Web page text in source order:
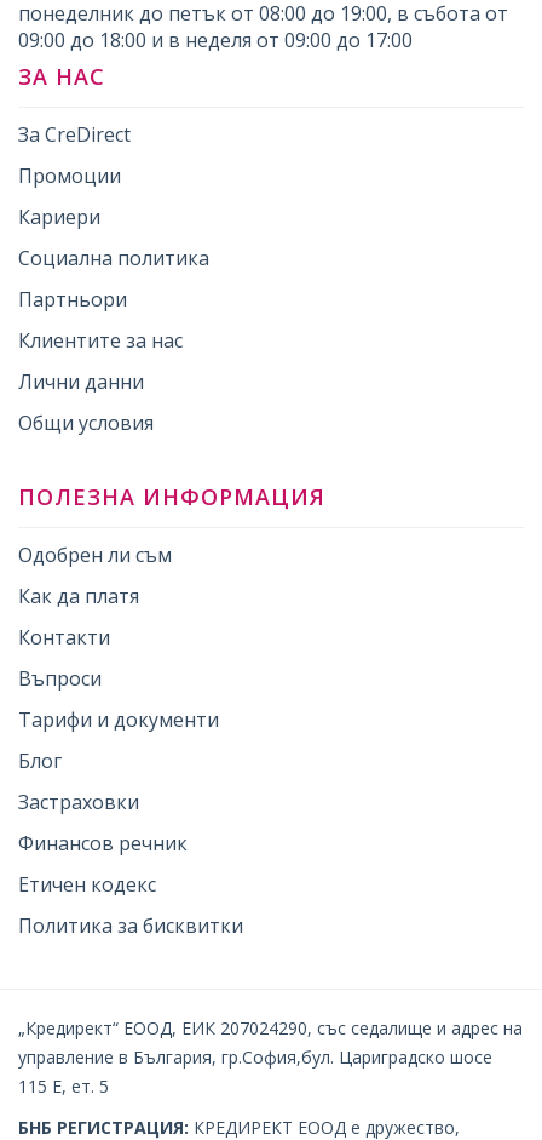
понеделник до петък от 08:00 до 19:00, в събота от
09:00 до 18:00 и в неделя от 09:00 до 17:00
ЗА НАС
За CreDirect
Промоции
Кариери
Социална политика
Партньори
Клиентите за нас
Лични данни
Общи условия
ПОЛЕЗНА ИНФОРМАЦИЯ
Одобрен ли съм
Как да платя
Контакти
Въпроси
Тарифи и документи
Блог
Застраховки
Финансов речник
Етичен кодекс
Политика за бисквитки
„Кредирект“ ЕООД, ЕИК 207024290, със седалище и адрес на
управление в България, гр.София,бул. Цариградско шосе
115 Е, ет. 5
БНБ РЕГИСТРАЦИЯ: КРЕДИРЕКТ EOOД е дружество,